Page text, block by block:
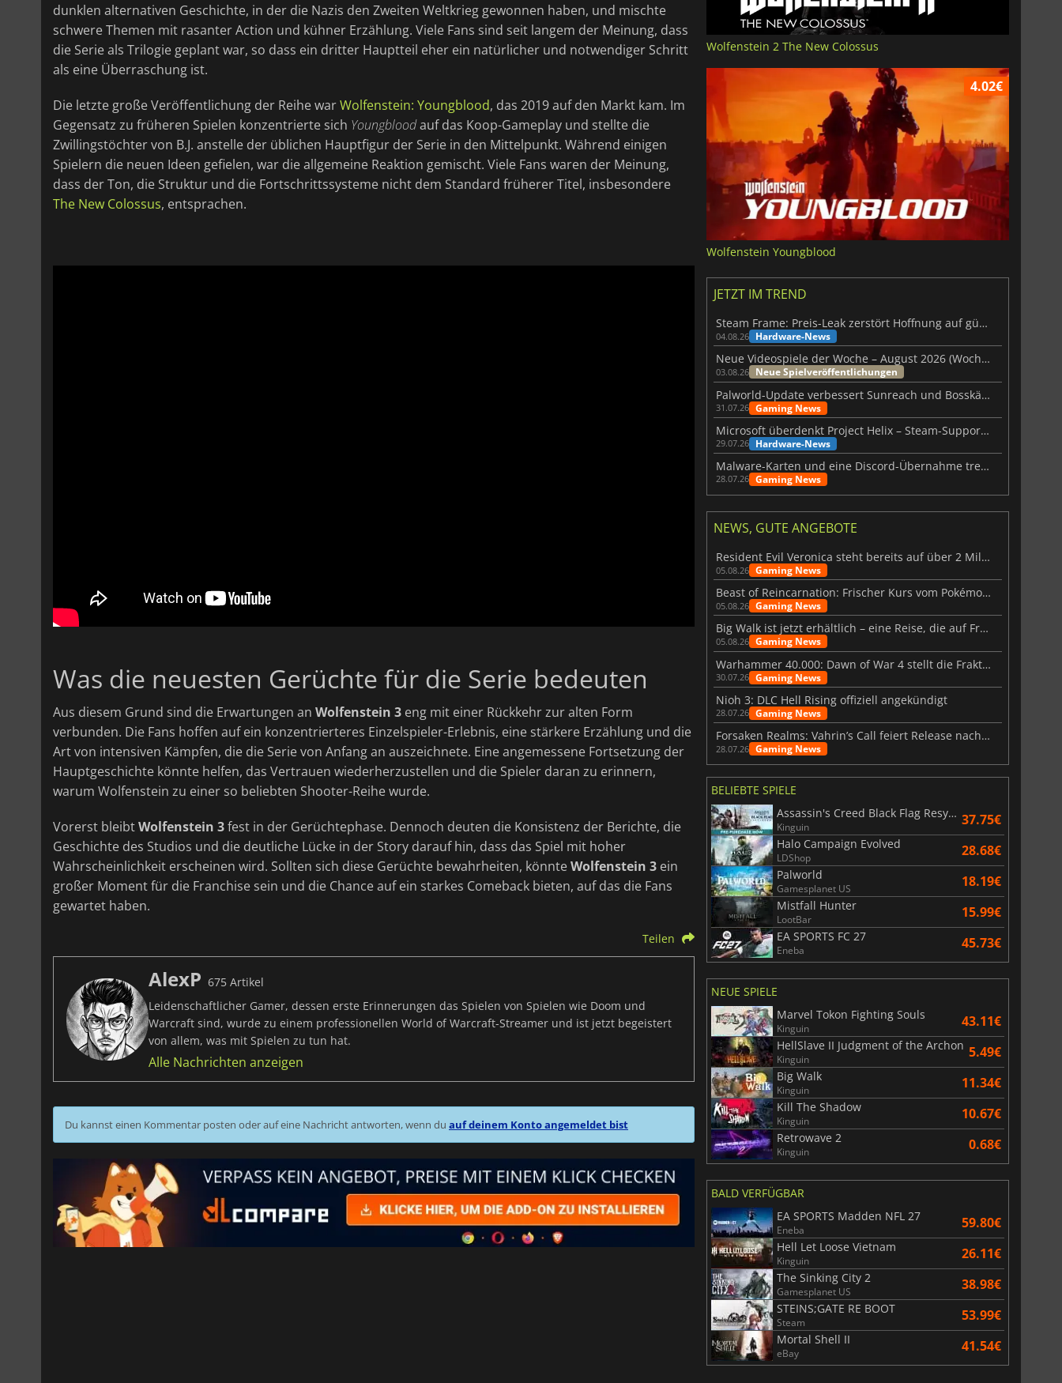
dunklen alternativen Geschichte, in der die Nazis den Zweiten Weltkrieg gewonnen haben, und mischte
schwere Themen mit rasanter Action und kühner Erzählung. Viele Fans sind seit langem der Meinung, dass
die Serie als Trilogie geplant war, so dass ein dritter Hauptteil eher ein natürlicher und notwendiger Schritt
als eine Überraschung ist.
Die letzte große Veröffentlichung der Reihe warWolfenstein: Youngblood, das 2019 auf den Markt kam. Im
Gegensatz zu früheren Spielen konzentrierte sich Youngbloodauf das Koop-Gameplay und stellte die
Zwillingstöchter von B.J. anstelle der üblichen Hauptfigur der Serie in den Mittelpunkt. Während einigen
Spielern die neuen Ideen gefielen, war die allgemeine Reaktion gemischt. Viele Fans waren der Meinung,
dass der Ton, die Struktur und die Fortschrittssysteme nicht dem Standard früherer Titel, insbesondere
The New Colossus, entsprachen.
Was die neuesten Gerüchte für die Serie bedeuten
Aus diesem Grund sind die Erwartungen an Wolfenstein 3 eng mit einer Rückkehr zur alten Form
verbunden. Die Fans hoffen auf ein konzentrierteres Einzelspieler-Erlebnis, eine stärkere Erzählung und die
Art von intensiven Kämpfen, die die Serie von Anfang an auszeichnete. Eine angemessene Fortsetzung der
Hauptgeschichte könnte helfen, das Vertrauen wiederherzustellen und die Spieler daran zu erinnern,
warum Wolfenstein zu einer so beliebten Shooter-Reihe wurde.
Vorerst bleibtWolfenstein 3fest in der Gerüchtephase. Dennoch deuten die Konsistenz der Berichte, die
Geschichte des Studios und die deutliche Lücke in der Story darauf hin, dass das Spiel mit hoher
Wahrscheinlichkeit erscheinen wird. Sollten sich diese Gerüchte bewahrheiten, könnteWolfenstein 3 ein
großer Moment für die Franchise sein und die Chance auf ein starkes Comeback bieten, auf das die Fans
gewartet haben.
Teilen
AlexP 675 Artikel
Leidenschaftlicher Gamer, dessen erste Erinnerungen das Spielen von Spielen wie Doom und
Warcraft sind, wurde zu einem professionellen World of Warcraft-Streamer und ist jetzt begeistert
von allem, was mit Spielen zu tun hat.
Alle Nachrichten anzeigen
Du kannst einen Kommentar posten oder auf eine Nachricht antworten, wenn du auf deinem Konto angemeldet bist
Wolfenstein 2 The New Colossus
4.02€
Wolfenstein Youngblood
JETZT IM TREND
Steam Frame: Preis-Leak zerstört Hoffnung auf günstiges VR-Headset
04.08.26 Hardware-News
Neue Videospiele der Woche – August 2026 (Woche 32)
03.08.26 Neue Spielveröffentlichungen
Palworld-Update verbessert Sunreach und Bosskämpfe deutlich
31.07.26 Gaming News
Microsoft überdenkt Project Helix – Steam-Support gefährdet
29.07.26 Hardware-News
Malware-Karten und eine Discord-Übernahme treffen Meccha Chameleon
28.07.26 Gaming News
NEWS, GUTE ANGEBOTE
Resident Evil Veronica steht bereits auf über 2 Millionen Wunschlisten
05.08.26 Gaming News
Beast of Reincarnation: Frischer Kurs vom Pokémon-Studio
05.08.26 Gaming News
Big Walk ist jetzt erhältlich – eine Reise, die auf Freundschaft basiert
05.08.26 Gaming News
Warhammer 40.000: Dawn of War 4 stellt die Fraktion der Necrons vor
30.07.26 Gaming News
Nioh 3: DLC Hell Rising offiziell angekündigt
28.07.26 Gaming News
Forsaken Realms: Vahrin’s Call feiert Release nach 10 Jahren
28.07.26 Gaming News
BELIEBTE SPIELE
Assassin's Creed Black Flag Resynced
Kinguin 37.75€
Halo Campaign Evolved
LDShop 28.68€
Palworld
Gamesplanet US 18.19€
Mistfall Hunter
LootBar 15.99€
EA SPORTS FC 27
Eneba 45.73€
NEUE SPIELE
Marvel Tokon Fighting Souls
Kinguin 43.11€
HellSlave II Judgment of the Archon
Kinguin 5.49€
Big Walk
Kinguin 11.34€
Kill The Shadow
Kinguin 10.67€
Retrowave 2
Kinguin 0.68€
BALD VERFÜGBAR
EA SPORTS Madden NFL 27
Eneba 59.80€
Hell Let Loose Vietnam
Kinguin 26.11€
The Sinking City 2
Gamesplanet US 38.98€
STEINS;GATE RE BOOT
Steam 53.99€
Mortal Shell II
eBay 41.54€